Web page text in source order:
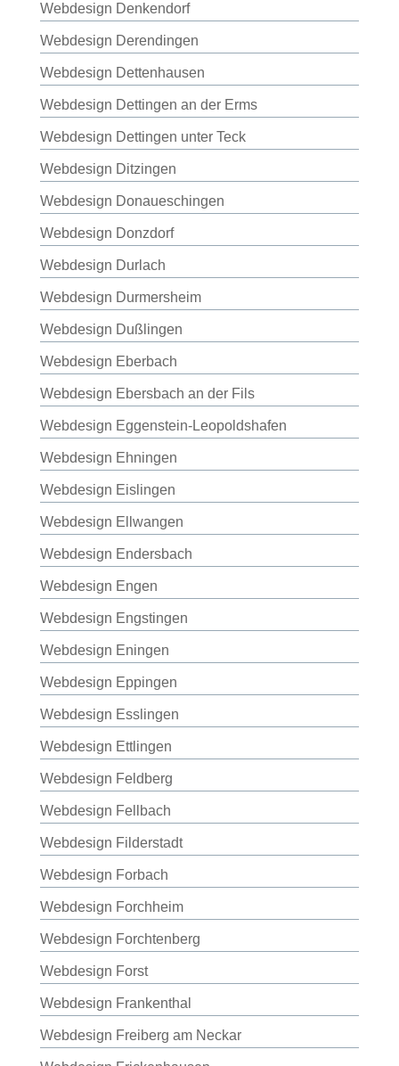
Webdesign Denkendorf
Webdesign Derendingen
Webdesign Dettenhausen
Webdesign Dettingen an der Erms
Webdesign Dettingen unter Teck
Webdesign Ditzingen
Webdesign Donaueschingen
Webdesign Donzdorf
Webdesign Durlach
Webdesign Durmersheim
Webdesign Dußlingen
Webdesign Eberbach
Webdesign Ebersbach an der Fils
Webdesign Eggenstein-Leopoldshafen
Webdesign Ehningen
Webdesign Eislingen
Webdesign Ellwangen
Webdesign Endersbach
Webdesign Engen
Webdesign Engstingen
Webdesign Eningen
Webdesign Eppingen
Webdesign Esslingen
Webdesign Ettlingen
Webdesign Feldberg
Webdesign Fellbach
Webdesign Filderstadt
Webdesign Forbach
Webdesign Forchheim
Webdesign Forchtenberg
Webdesign Forst
Webdesign Frankenthal
Webdesign Freiberg am Neckar